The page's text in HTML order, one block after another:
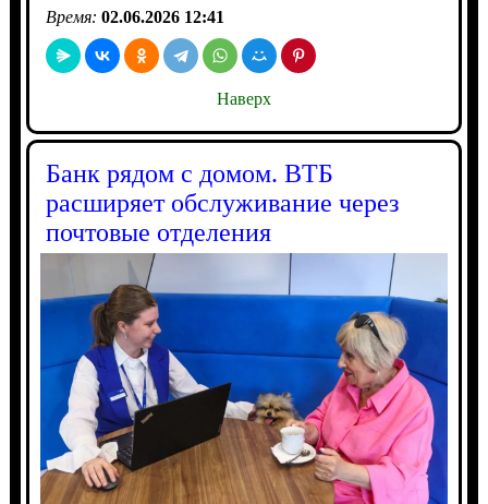
Время: 02.06.2026 12:41
Наверх
Банк рядом с домом. ВТБ
расширяет обслуживание через
почтовые отделения